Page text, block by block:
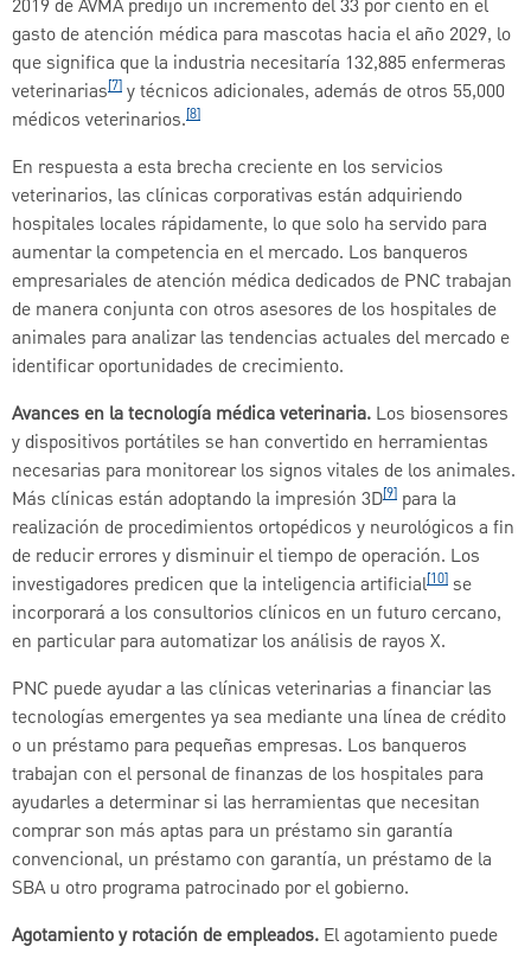
2019 de AVMA predijo un incremento del 33 por ciento en el
gasto de atención médica para mascotas hacia el año 2029, lo
que significa que la industria necesitaría 132,885 enfermeras
veterinarias[7] y técnicos adicionales, además de otros 55,000
médicos veterinarios.[8]
En respuesta a esta brecha creciente en los servicios
veterinarios, las clínicas corporativas están adquiriendo
hospitales locales rápidamente, lo que solo ha servido para
aumentar la competencia en el mercado. Los banqueros
empresariales de atención médica dedicados de PNC trabajan
de manera conjunta con otros asesores de los hospitales de
animales para analizar las tendencias actuales del mercado e
identificar oportunidades de crecimiento.
Avances en la tecnología médica veterinaria. Los biosensores
y dispositivos portátiles se han convertido en herramientas
necesarias para monitorear los signos vitales de los animales.
Más clínicas están adoptando la impresión 3D[9] para la
realización de procedimientos ortopédicos y neurológicos a fin
de reducir errores y disminuir el tiempo de operación. Los
investigadores predicen que la inteligencia artificial[10] se
incorporará a los consultorios clínicos en un futuro cercano,
en particular para automatizar los análisis de rayos X.
PNC puede ayudar a las clínicas veterinarias a financiar las
tecnologías emergentes ya sea mediante una línea de crédito
o un préstamo para pequeñas empresas. Los banqueros
trabajan con el personal de finanzas de los hospitales para
ayudarles a determinar si las herramientas que necesitan
comprar son más aptas para un préstamo sin garantía
convencional, un préstamo con garantía, un préstamo de la
SBA u otro programa patrocinado por el gobierno.
Agotamiento y rotación de empleados. El agotamiento puede